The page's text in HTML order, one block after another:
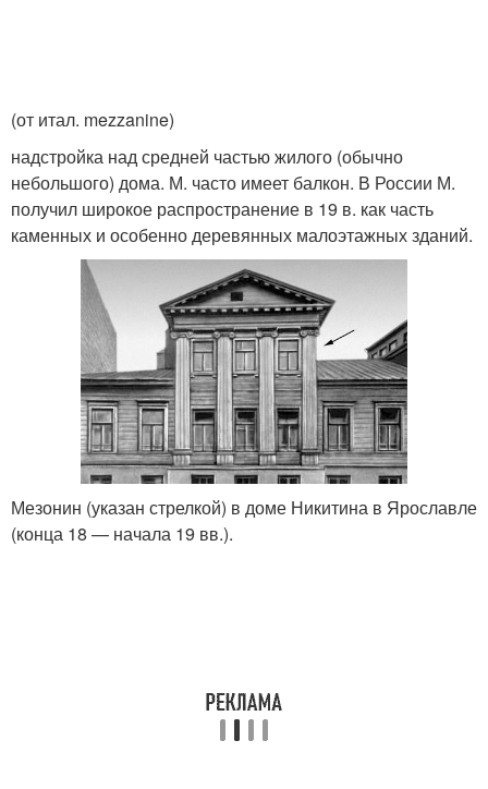
(от итал. mezzanine)
надстройка над средней частью жилого (обычно
небольшого) дома. М. часто имеет балкон. В России М.
получил широкое распространение в 19 в. как часть
каменных и особенно деревянных малоэтажных зданий.
Мезонин (указан стрелкой) в доме Никитина в Ярославле
(конца 18 — начала 19 вв.).